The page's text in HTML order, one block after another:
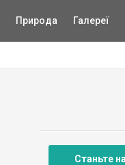
Природа Галереї
Станьте